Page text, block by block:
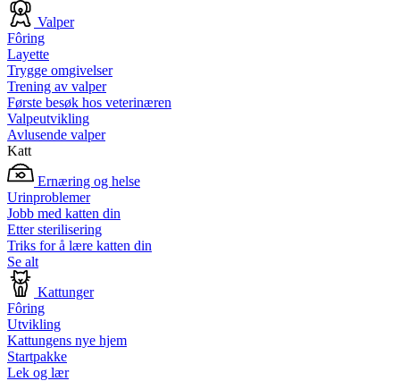
Valper
Fôring
Layette
Trygge omgivelser
Trening av valper
Første besøk hos veterinæren
Valpeutvikling
Avlusende valper
Katt
Ernæring og helse
Urinproblemer
Jobb med katten din
Etter sterilisering
Triks for å lære katten din
Se alt
Kattunger
Fôring
Utvikling
Kattungens nye hjem
Startpakke
Lek og lær